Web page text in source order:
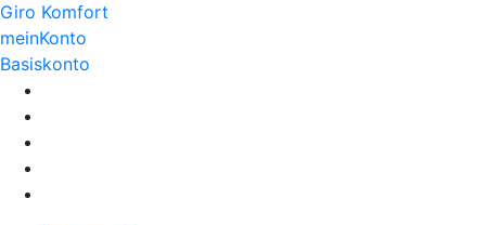
Giro Komfort
meinKonto
Basiskonto